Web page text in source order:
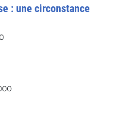
: une circonstance